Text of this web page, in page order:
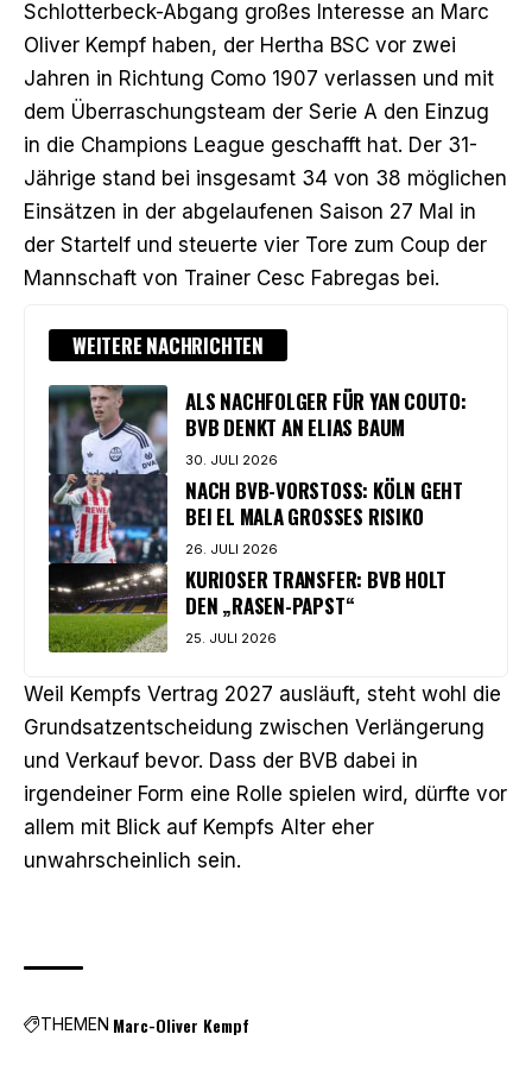
Schlotterbeck-Abgang großes Interesse an Marc
Oliver Kempf haben, der Hertha BSC vor zwei
Jahren in Richtung Como 1907 verlassen und mit
dem Überraschungsteam der Serie A den Einzug
in die Champions League geschafft hat. Der 31-
Jährige stand bei insgesamt 34 von 38 möglichen
Einsätzen in der abgelaufenen Saison 27 Mal in
der Startelf und steuerte vier Tore zum Coup der
Mannschaft von Trainer Cesc Fabregas bei.
WEITERE NACHRICHTEN
ALS NACHFOLGER FÜR YAN COUTO:
BVB DENKT AN ELIAS BAUM
30. JULI 2026
NACH BVB-VORSTOSS: KÖLN GEHT B
EI EL MALA GROSSES RISIKO
26. JULI 2026
KURIOSER TRANSFER: BVB HOLT
DEN „RASEN-PAPST“
25. JULI 2026
Weil Kempfs Vertrag 2027 ausläuft, steht wohl die
Grundsatzentscheidung zwischen Verlängerung
und Verkauf bevor. Dass der BVB dabei in
irgendeiner Form eine Rolle spielen wird, dürfte vor
allem mit Blick auf Kempfs Alter eher
unwahrscheinlich sein.
THEMEN Marc-Oliver Kempf